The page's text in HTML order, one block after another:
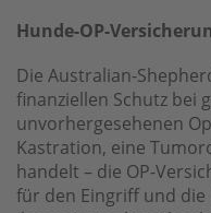
Hunde-OP-
Die Australian-
finanziellen Schutz bei
unvorhergesehenen
Kastration, eine
handelt – die OP-
für den Eingriff und die